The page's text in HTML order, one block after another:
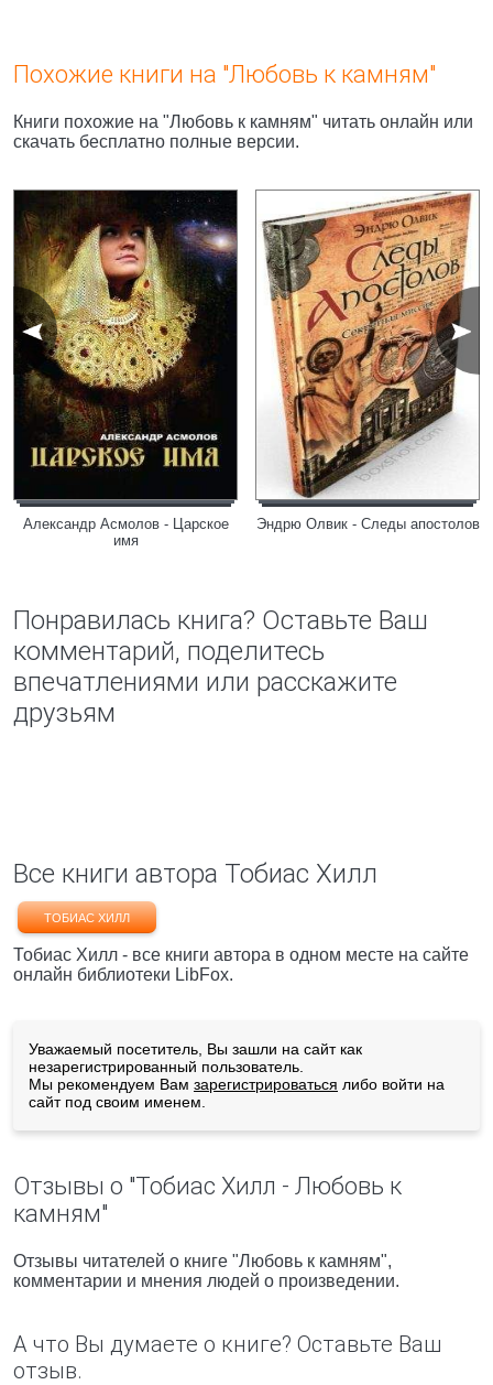
Похожие книги на "Любовь к камням"
Книги похожие на "Любовь к камням" читать онлайн или
скачать бесплатно полные версии.
Александр Асмолов - Царское
имя
Эндрю Олвик - Следы апостолов
Понравилась книга? Оставьте Ваш
комментарий, поделитесь
впечатлениями или расскажите
друзьям
Все книги автора Тобиас Хилл
ТОБИАС ХИЛЛ
Тобиас Хилл - все книги автора в одном месте на сайте
онлайн библиотеки LibFox.
Уважаемый посетитель, Вы зашли на сайт как
незарегистрированный пользователь.
Мы рекомендуем Вам зарегистрироваться либо войти на
сайт под своим именем.
Отзывы о "Тобиас Хилл - Любовь к
камням"
Отзывы читателей о книге "Любовь к камням",
комментарии и мнения людей о произведении.
А что Вы думаете о книге? Оставьте Ваш
отзыв.